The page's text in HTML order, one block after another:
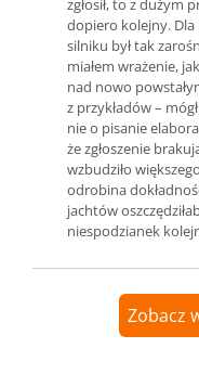
zgłosił, to z
dopiero kolejny.
silniku był tak
miałem wrażenie,
nad nowo
z przykładów –
nie o pisanie
że zgłoszenie
wzbudziło
odrobina
jachtów
niespodzianek
Zobacz